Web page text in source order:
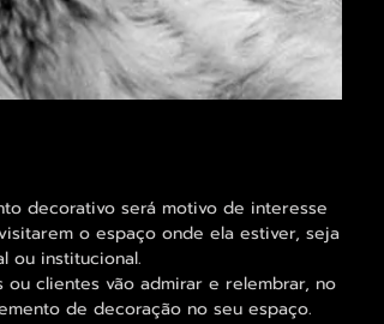
decorativo será motivo de interesse
o espaço onde ela estiver, seja
ou institucional.
ou clientes vão admirar e relembrar, no
de decoração no seu espaço.